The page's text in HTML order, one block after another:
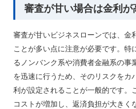
審査が甘い場合は金利が
審査が甘いビジネスローンでは、金
ことが多い点に注意が必要です。特
るノンバンク系や消費者金融系の事
を迅速に行うため、そのリスクをカ
利が設定されることが一般的です。
コストが増加し、返済負担が大きく